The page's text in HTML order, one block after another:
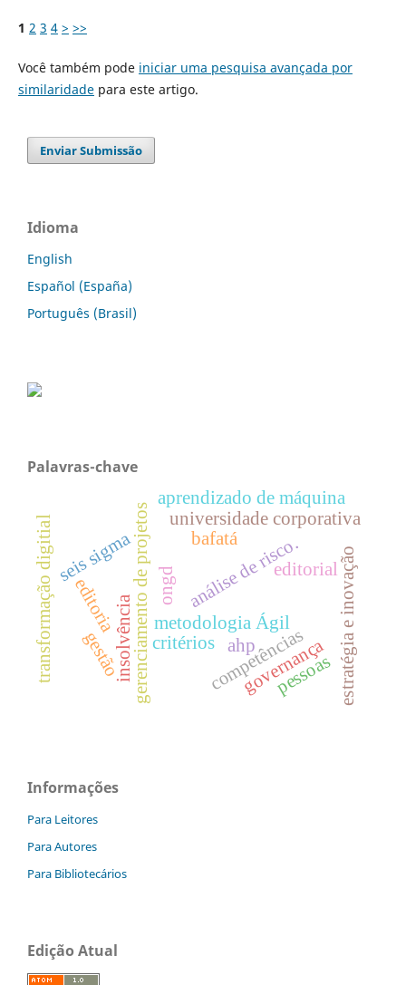
1 2 3 4 > >>
Você também pode iniciar uma pesquisa avançada por
similaridadepara este artigo.
Enviar Submissão
Idioma
English
Español (España)
Português (Brasil)
Palavras-chave
gerenciamento de projetosmetodologia Ágil
competências
ahp
ongd
bafatá
critérios
universidade corporativa
insolvência
aprendizado de máquina
análise de risco.
seis sigma editorial
editoria
transformação digitial gestão governança
pessoasestratégia e inovação
Informações
Para Leitores
Para Autores
Para Bibliotecários
Edição Atual